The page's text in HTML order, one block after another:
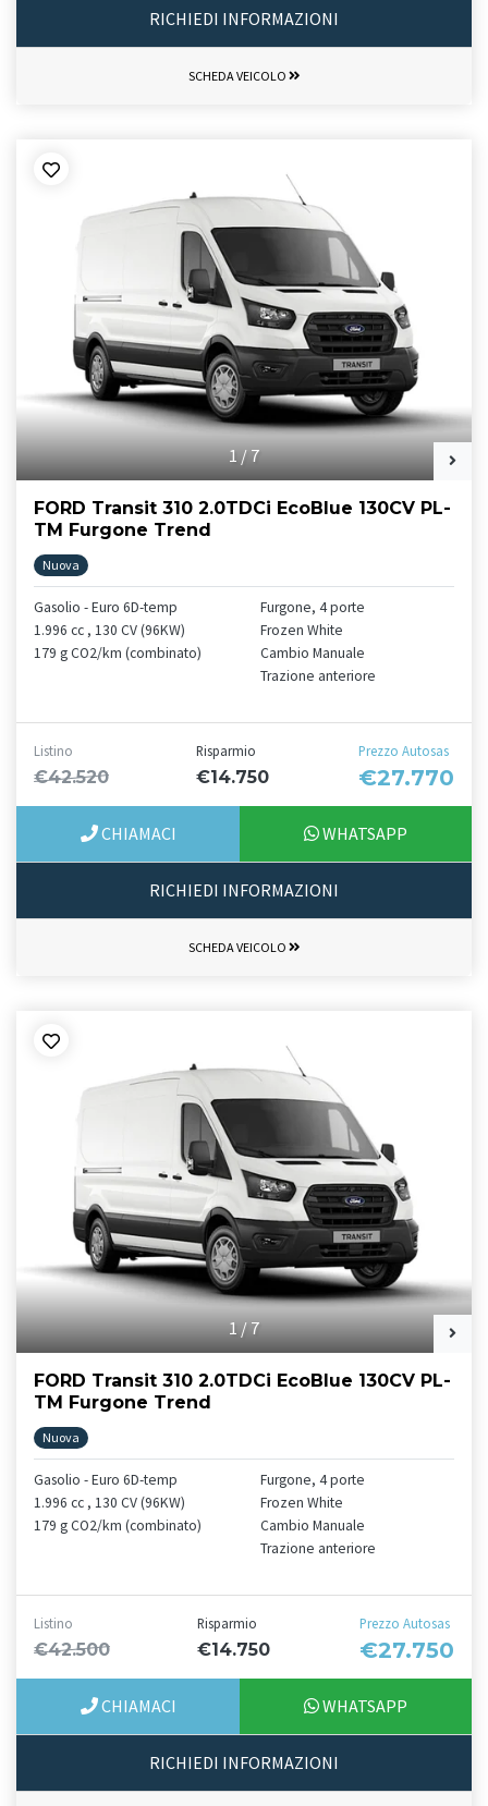
RICHIEDI INFORMAZIONI
SCHEDA VEICOLO
1/7
FORD Transit 310 2.0TDCi EcoBlue 130CV PL-
TM Furgone Trend
Nuova
Gasolio - Euro 6D-temp
1.996 cc , 130 CV (96KW)
179 g CO2/km (combinato)
Furgone, 4 porte
Frozen White
Cambio Manuale
Trazione anteriore
Listino
€42.520
Risparmio
€14.750
Prezzo Autosas
€27.770
CHIAMACI WHATSAPP
RICHIEDI INFORMAZIONI
SCHEDA VEICOLO
1/7
FORD Transit 310 2.0TDCi EcoBlue 130CV PL-
TM Furgone Trend
Nuova
Gasolio - Euro 6D-temp
1.996 cc , 130 CV (96KW)
179 g CO2/km (combinato)
Furgone, 4 porte
Frozen White
Cambio Manuale
Trazione anteriore
Listino
€42.500
Risparmio
€14.750
Prezzo Autosas
€27.750
CHIAMACI WHATSAPP
RICHIEDI INFORMAZIONI